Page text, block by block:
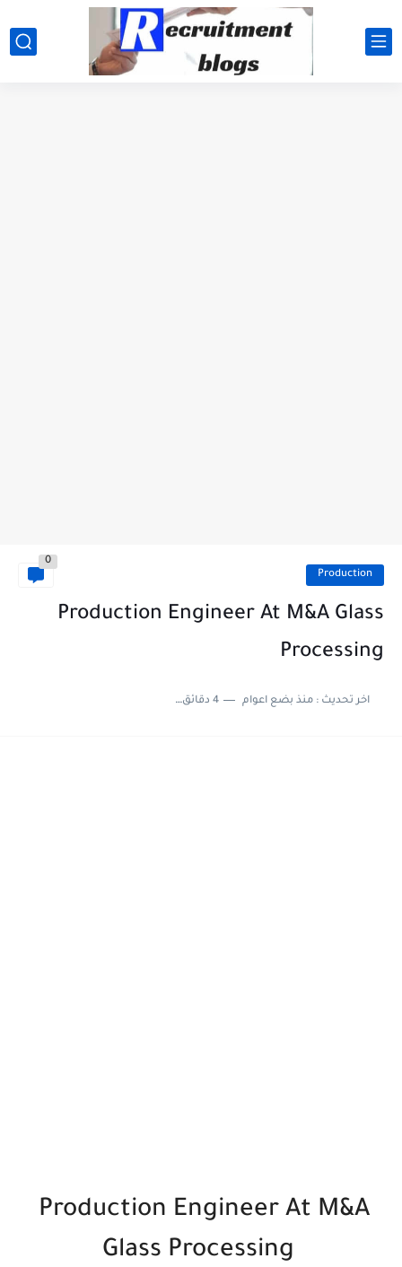
google.com, pub-2091334367487754, DIRECT, f08c47fec0942fa0
Production
0
Production Engineer At M&A Glass
Processing
اخر تحديث :منذ بضع اعوام 4 دقائق للقراءة
Production Engineer At M&A
Glass Processing